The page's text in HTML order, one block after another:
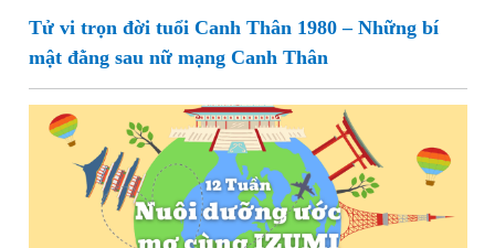
Tử vi trọn đời tuổi Canh Thân 1980 – Những bí
mật đằng sau nữ mạng Canh Thân